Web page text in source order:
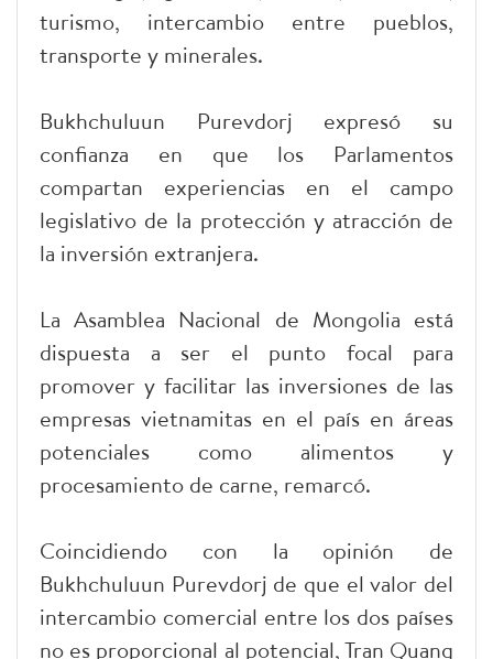
turismo, intercambio entre pueblos,
transporte y minerales.
Bukhchuluun Purevdorj expresó su
confianza en que los Parlamentos
compartan experiencias en el campo
legislativo de la protección y atracción de
la inversión extranjera.
La Asamblea Nacional de Mongolia está
dispuesta a ser el punto focal para
promover y facilitar las inversiones de las
empresas vietnamitas en el país en áreas
potenciales como alimentos y
procesamiento de carne, remarcó.
Coincidiendo con la opinión de
Bukhchuluun Purevdorj de que el valor del
intercambio comercial entre los dos países
no es proporcional al potencial, Tran Quang